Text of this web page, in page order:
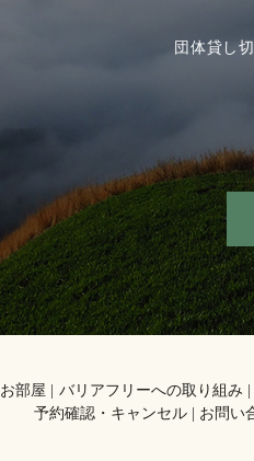
団体貸し
お部屋 バリアフリーへの取り組み
予約確認・キャンセル
お問い